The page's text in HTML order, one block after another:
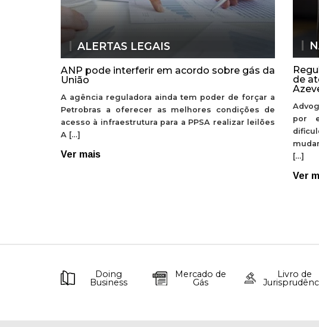
ALERTAS LEGAIS
ANP pode interferir em acordo sobre gás da
União
A agência reguladora ainda tem poder de forçar a
Petrobras a oferecer as melhores condições de
acesso à infraestrutura para a PPSA realizar leilões
A […]
Ver mais
de
por
[…]
Ver
Doing
Business
Mercado de
Gás
Livro de